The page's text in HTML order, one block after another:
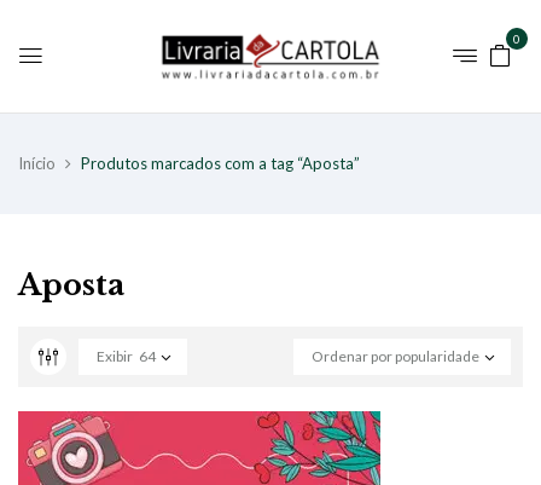
0
Início Produtos marcados com a tag “Aposta”
Aposta
Ordenar por popularidade
Exibir 64